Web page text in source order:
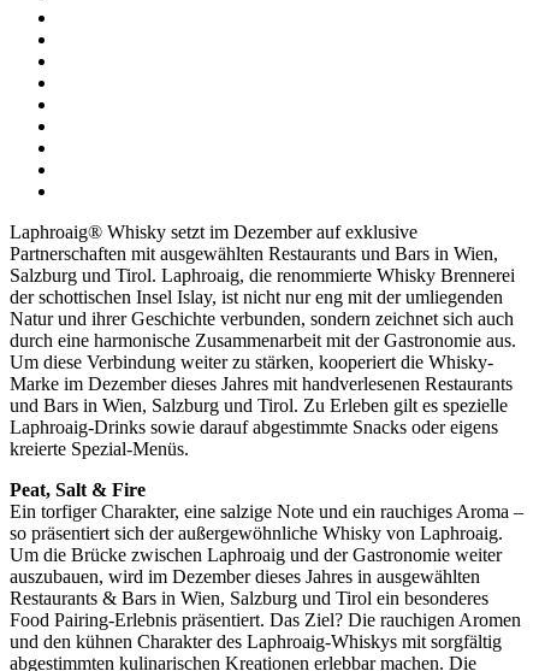
Laphroaig® Whisky setzt im Dezember auf exklusive
Partnerschaften mit ausgewählten Restaurants und Bars in Wien,
Salzburg und Tirol. Laphroaig, die renommierte Whisky Brennerei
der schottischen Insel Islay, ist nicht nur eng mit der umliegenden
Natur und ihrer Geschichte verbunden, sondern zeichnet sich auch
durch eine harmonische Zusammenarbeit mit der Gastronomie aus.
Um diese Verbindung weiter zu stärken, kooperiert die Whisky-
Marke im Dezember dieses Jahres mit handverlesenen Restaurants
und Bars in Wien, Salzburg und Tirol. Zu Erleben gilt es spezielle
Laphroaig-Drinks sowie darauf abgestimmte Snacks oder eigens
kreierte Spezial-Menüs.
Peat, Salt & Fire
Ein torfiger Charakter, eine salzige Note und ein rauchiges Aroma –
so präsentiert sich der außergewöhnliche Whisky von Laphroaig.
Um die Brücke zwischen Laphroaig und der Gastronomie weiter
auszubauen, wird im Dezember dieses Jahres in ausgewählten
Restaurants & Bars in Wien, Salzburg und Tirol ein besonderes
Food Pairing-Erlebnis präsentiert. Das Ziel? Die rauchigen Aromen
und den kühnen Charakter des Laphroaig-Whiskys mit sorgfältig
abgestimmten kulinarischen Kreationen erlebbar machen. Die